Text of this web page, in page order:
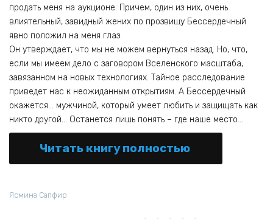
продать меня на аукционе. Причем, один из них, очень
влиятельный, завидный жених по прозвищу Бессердечный
явно положил на меня глаз.
Он утверждает, что мы не можем вернуться назад. Но, что,
если мы имеем дело с заговором Вселенского масштаба,
завязанном на новых технологиях. Тайное расследование
приведет нас к неожиданным открытиям. А Бессердечный
окажется… мужчиной, который умеет любить и защищать как
никто другой… Останется лишь понять – где наше место…
Читать книгу полностью
Ясмина Сапфир